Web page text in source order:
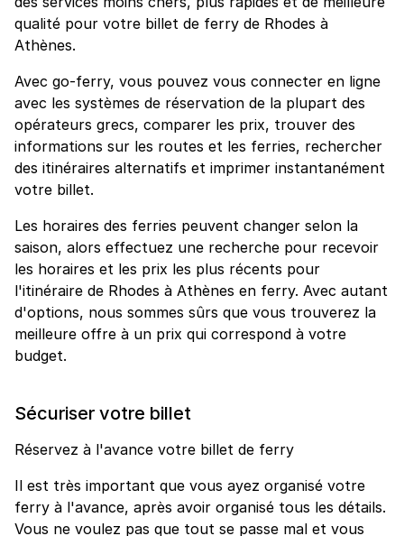
qualité pour votre billet de ferry de Rhodes à
Athènes.
Avec go-ferry, vous pouvez vous connecter en ligne
avec les systèmes de réservation de la plupart des
opérateurs grecs, comparer les prix, trouver des
informations sur les routes et les ferries, rechercher
des itinéraires alternatifs et imprimer instantanément
votre billet.
Les horaires des ferries peuvent changer selon la
saison, alors effectuez une recherche pour recevoir
les horaires et les prix les plus récents pour
l'itinéraire de Rhodes à Athènes en ferry. Avec autant
d'options, nous sommes sûrs que vous trouverez la
meilleure offre à un prix qui correspond à votre
budget.
Sécuriser votre billet
Réservez à l'avance votre billet de ferry
Il est très important que vous ayez organisé votre
ferry à l'avance, après avoir organisé tous les détails.
Vous ne voulez pas que tout se passe mal et vous